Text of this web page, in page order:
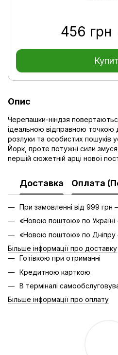
456 грн
Опис
Черепашки-ніндзя
ідеальною відправною точкою
розлуки та особистих пошуків
Йорк, проте потужні сили
першій сюжетній арці нової
Доставка Оплата
При замовленні від 999
«Новою поштою» по Україні
«Новою поштою» по Дніпру
Більше інформації про доставку
Готівкою при отриманні
Кредитною карткою
В терміналі
Більше інформації про оплату